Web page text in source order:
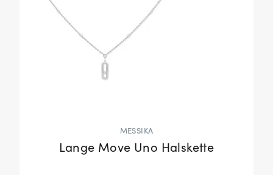
MESSIKA
Lange Move Uno Halskette